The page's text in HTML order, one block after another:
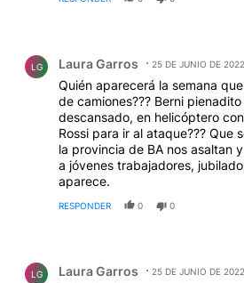
LG Laura Garros 25 DE JUNIO DE 2022
Quién aparecerá la semana
de camiones??? Berni
descansado, en helicóptero
Rossi para ir al ataque??? Que
la provincia de BA nos asaltan
a jóvenes trabajadores,
aparece.
RESPONDER 0 0
LG Laura Garros 25 DE JUNIO DE 2022